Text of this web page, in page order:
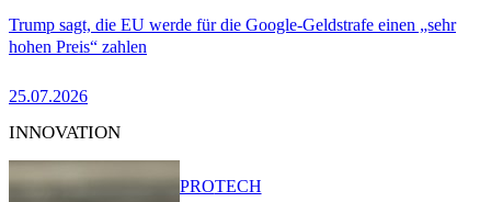
Trump sagt, die EU werde für die Google-Geldstrafe einen „sehr
hohen Preis“ zahlen
25.07.2026
INNOVATION
PROTECH